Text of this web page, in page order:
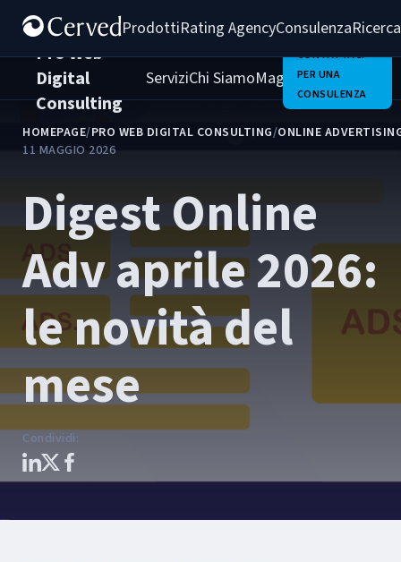
ProdottiRating AgencyConsulenza
Pro Web
Digital
Consulting
ServiziChi SiamoMagazineClienti
CONTATTACI
PER UNA
CONSULENZA
HOMEPAGE/PRO WEB DIGITAL CONSULTING/ONLINE
11 MAGGIO 2026
Digest Online
Adv aprile 2026:
le novità del
mese
Condividi: